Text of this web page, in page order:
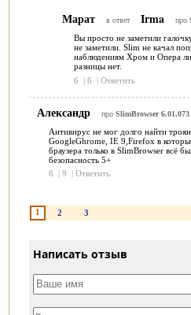
Марат в ответ Irma про
Вы просто не заметили
не заметили. Slim не качал
наблюдениям Хром и Опера
разницы нет.
6
| 6 | Ответить
Александр про SlimBrowser 6.01.073
Антивирус не мог долго найти
GoogleGhrome, IE 9,Firefox в
браузера только в SlimBrowser всё
безопасность 5+
6
| 9 | Ответить
1 2 3
Написать отзыв